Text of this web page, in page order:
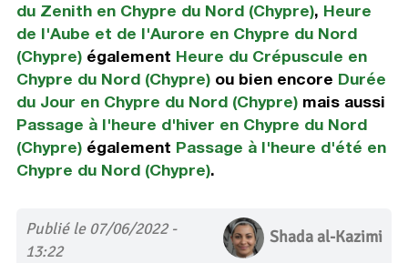
du Zenith en Chypre du Nord (Chypre), Heure
de l'Aube et de l'Aurore en Chypre du Nord
(Chypre)également Heure du Crépuscule en
Chypre du Nord (Chypre)ou bien encore Durée
du Jour en Chypre du Nord (Chypre)mais aussi
Passage à l'heure d'hiver en Chypre du Nord
(Chypre)également Passage à l'heure d'été en
Chypre du Nord (Chypre).
Publié le 07/06/2022 -
13:22
Shada al-Kazimi